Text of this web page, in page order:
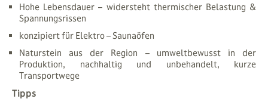
Hohe Lebensdauer – widersteht thermischer Belastung &
Spannungsrissen
konzipiert für Elektro – Saunaöfen
Naturstein aus der Region – umweltbewusst in der
Produktion, nachhaltig und unbehandelt, kurze
Transportwege
Tipps